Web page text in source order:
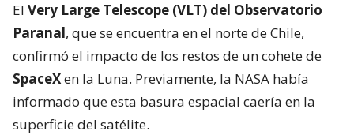
El Very Large Telescope (VLT) del Observatorio
Paranal, que se encuentra en el norte de Chile,
confirmó el impacto de los restos de un cohete de
SpaceXen la Luna. Previamente, la NASA había
informado que esta basura espacial caería en la
superficie del satélite.